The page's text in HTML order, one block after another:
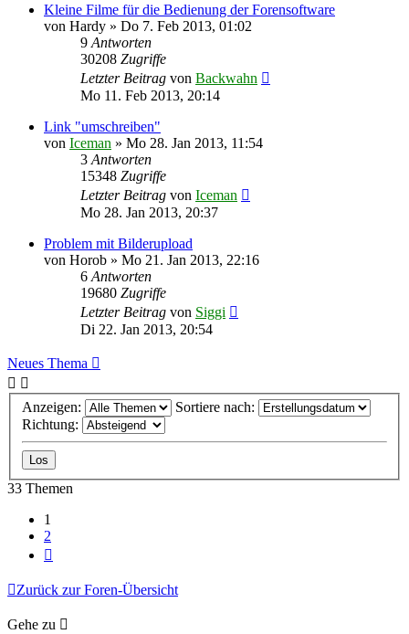
Kleine Filme für die Bedienung der Forensoftware
von Hardy » Do 7. Feb 2013, 01:02
9 Antworten
30208 Zugriffe
Letzter Beitrag von Backwahn
Mo 11. Feb 2013, 20:14
Link "umschreiben"
von Iceman » Mo 28. Jan 2013, 11:54
3 Antworten
15348 Zugriffe
Letzter Beitrag von Iceman
Mo 28. Jan 2013, 20:37
Problem mit Bilderupload
von Horob » Mo 21. Jan 2013, 22:16
6 Antworten
19680 Zugriffe
Letzter Beitrag von Siggi
Di 22. Jan 2013, 20:54
Neues Thema
Anzeigen:
Sortiere nach:
Richtung:
33 Themen
1
2
Zurück zur Foren-Übersicht
Gehe zu